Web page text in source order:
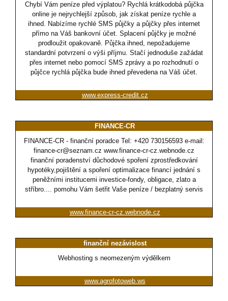
Chybí Vám peníze před výplatou? Rychlá krátkodobá půjčka
online je nejrychlejší způsob, jak získat peníze rychle a
ihned. Nabízíme rychlé SMS půjčky a půjčky přes internet
přímo na Váš bankovní účet. Splacení půjčky je možné
prodloužit opakovaně. Půjčka ihned, nepožadujeme
standardní potvrzení o výši příjmu. Stačí jednoduše zažádat
přes internet nebo pomocí SMS zprávy a po rozhodnutí o
půjčce rychlá půjčka bude ihned převedena na Váš účet.
www.express-credit.cz
FINANCE-CR
FINANCE-CR - finanční poradce Tel: +420 730156593 e-mail:
finance-cr@seznam.cz www.finance-cr-cz.webnode.cz
finanční poradenství důchodové spoření zprostředkování
hypotéky,pojištění a spoření optimalizace financí jednání s
peněžními institucemi investice-fondy, obligace, zlato a
stříbro.... pomohu Vám šetřit Vaše peníze / bezplatný servis
www.finance-cr-cz.webnode.cz
finanční nezávislost
Webhosting s neomezeným výdělkem
www.agrofotoweb.ws